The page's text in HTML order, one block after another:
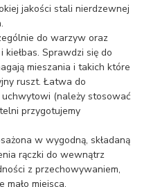
jakości stali nierdzewnej
do warzyw oraz
kiełbas. Sprawdzi się do
mieszania i takich które
ruszt. Łatwa do
uchwytowi (należy stosować
przygotujemy
w wygodną, składaną
rączki do wewnątrz
z przechowywaniem,
mało miejsca.